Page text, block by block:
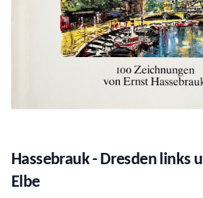
Hassebrauk - Dresden links
Elbe